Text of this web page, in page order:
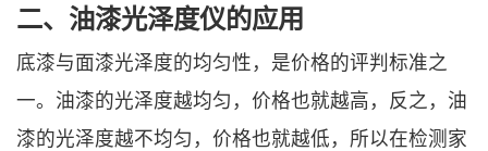
二、油漆光泽度仪的应用
底漆与面漆光泽度的均匀性，是价格的评判标准之
一。油漆的光泽度越均匀，价格也就越高，反之，油
漆的光泽度越不均匀，价格也就越低，所以在检测家